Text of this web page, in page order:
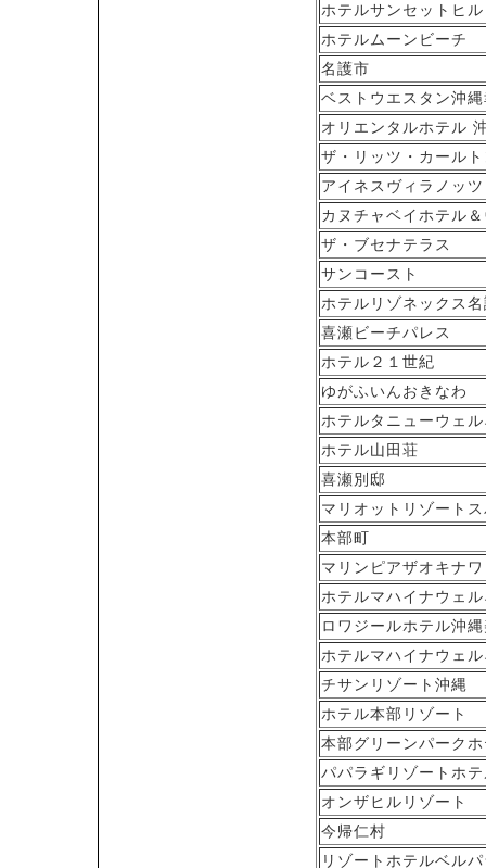
ホテルサンセットヒル
ホテルムーンビーチ
名護市
ベストウエスタン沖
オリエンタルホテル
ザ・リッツ・カール
アイネスヴィラノッ
カヌチャベイホテル
ザ・ブセナテラス
サンコースト
ホテルリゾネックス
喜瀬ビーチパレス
ホテル２１世紀
ゆがふいんおきなわ
ホテルタニューウェ
ホテル山田荘
喜瀬別邸
マリオットリゾート
本部町
マリンピアザオキナワ
ホテルマハイナウェ
ロワジールホテル沖
ホテルマハイナウェ
チサンリゾート沖縄
ホテル本部リゾート
本部グリーンパーク
パパラギリゾートホ
オンザヒルリゾート
今帰仁村
リゾートホテルベル